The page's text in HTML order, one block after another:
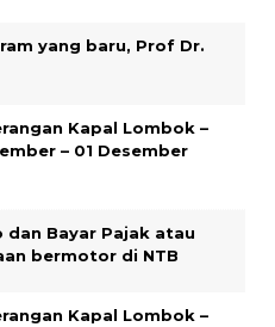
yang baru, Prof Dr.
Kapal Lombok –
– 01 Desember
dan Bayar Pajak atau
bermotor di NTB
Kapal Lombok –